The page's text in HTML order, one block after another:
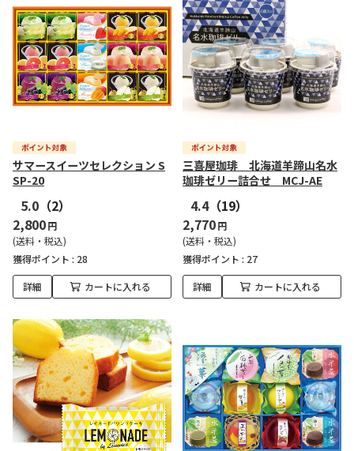
サマースイーツセレクション S
SP-20
5.0 （2）
2,800円
(送料・税込)
獲得ポイント : 28
詳細 カートに入れる
三喜屋珈琲 北海道羊蹄山名水
珈琲ゼリー詰合せ MCJ-AE
4.4（19）
2,770円
(送料・税込)
獲得ポイント : 27
詳細 カートに入れる